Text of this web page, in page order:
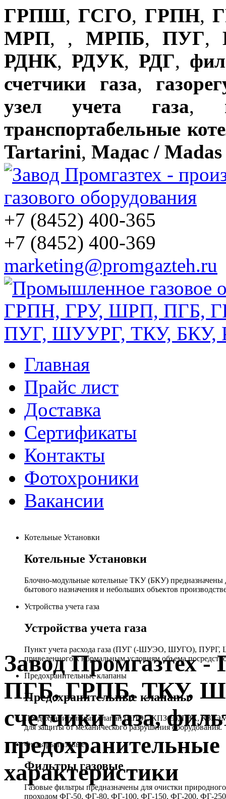
ГРПШ,ГСГО, ГРПН,
МРП, , МРПБ, ПУГ,
РДНК, РДУК, РДГ,
счетчики газа,
узел учета газа,
транспортабельные
Tartarini, Мадас / Madas
+7 (8452) 400-365
+7 (8452) 400-369
marketing@promgazteh.ru
Главная
Прайс лист
Доставка
Сертификаты
Контакты
Фотохроники
Вакансии
Котельные Установки
Котельные Установки
Блочно-модульные котельные ТКУ (БКУ) предназначены
бытового назначения и небольших объектов
Устройства учета газа
Устройства учета газа
Пункт учета расхода газа (ПУГ (-ШУЭО, ШУГО), ПУРГ,
приведенного к нормальным условиям объема
Предохранительные клапаны
Предохранительные клапаны
Предохранительный клапан (КПЭГ, КПЗ(Э), ПЗК,
для защиты от механического разрушения оборудования.
Фильтры газовые
Фильтры газовые
Газовые фильтры предназначены для очистки
проходом ФГ-50, ФГ-80, ФГ-100, ФГ-150, ФГ-200, ФГ-
Завод
ПГБ, ГРПБ, ТКУ,
счетчики газа,
характеристики